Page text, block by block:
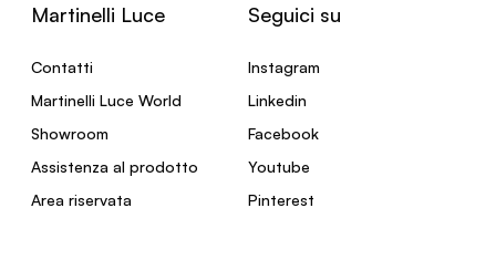
Martinelli Luce
Contatti
Martinelli Luce World
Showroom
Assistenza al prodotto
Area riservata
Seguici su
Instagram
Linkedin
Facebook
Youtube
Pinterest